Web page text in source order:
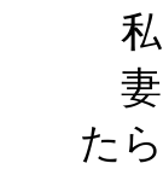
私
妻
た